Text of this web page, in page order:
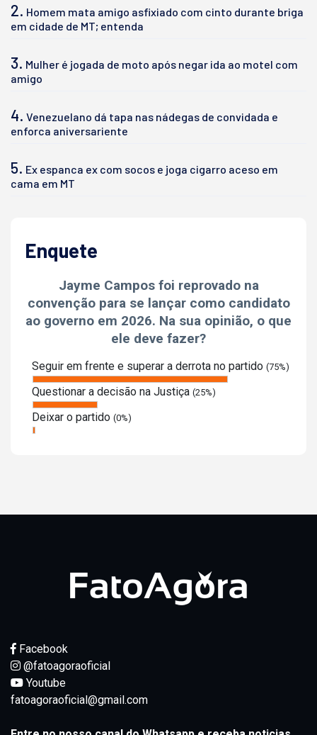
2. Homem mata amigo asfixiado com cinto durante briga
em cidade de MT; entenda
3. Mulher é jogada de moto após negar ida ao motel com
amigo
4. Venezuelano dá tapa nas nádegas de convidada e
enforca aniversariente
5. Ex espanca ex com socos e joga cigarro aceso em
cama em MT
Enquete
Jayme Campos foi reprovado na
convenção para se lançar como candidato
ao governo em 2026. Na sua opinião, o que
ele deve fazer?
Seguir em frente e superar a derrota no partido (75%)
Questionar a decisão na Justiça (25%)
Deixar o partido (0%)
Facebook
@fatoagoraoficial
Youtube
fatoagoraoficial@gmail.com